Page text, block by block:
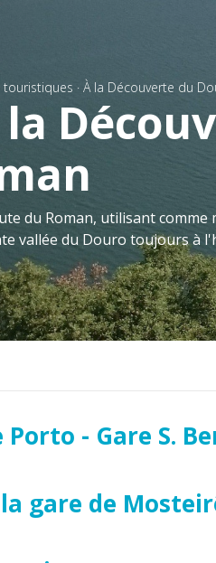
touristiques · À la Découverte du
du Roman, utilisant
vallée du Douro toujours à
Porto - Gare S.
gare de